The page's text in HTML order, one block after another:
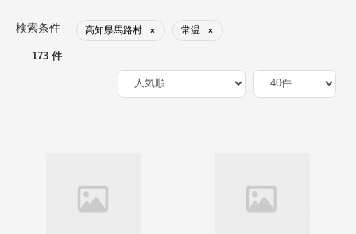
検索条件 高知県馬路村 × 常温 ×
173 件